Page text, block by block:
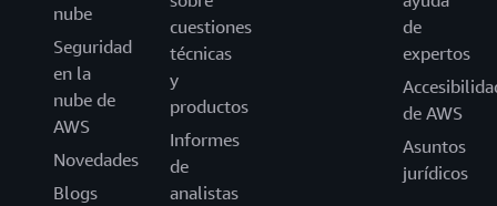
nube
Seguridad
en la
nube de
AWS
Novedades
Blogs
cuestiones
técnicas
y
productos
Informes
de
analistas
de
expertos
de AWS
Asuntos
jurídicos